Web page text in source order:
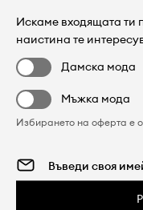
Искаме входящата ти
наистина те
Дамска мода
Мъжка мода
Избирането на оферта е